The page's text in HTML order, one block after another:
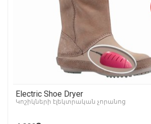
Electric Shoe Dryer
Կոշիկների էլեկտրական չորանոց